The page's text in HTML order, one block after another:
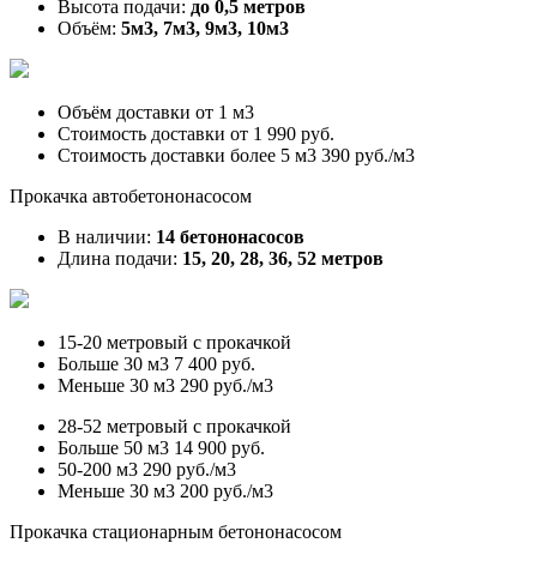
Высота подачи: до 0,5 метров
Объём: 5м3, 7м3, 9м3, 10м3
Объём доставки от 1 м3
Стоимость доставки от 1 990 руб.
Стоимость доставки более 5 м3 390 руб./м3
Прокачка автобетононасосом
В наличии: 14 бетононасосов
Длина подачи: 15, 20, 28, 36, 52 метров
15-20 метровый с прокачкой
Больше 30 м3 7 400 руб.
Меньше 30 м3 290 руб./м3
28-52 метровый с прокачкой
Больше 50 м3 14 900 руб.
50-200 м3 290 руб./м3
Меньше 30 м3 200 руб./м3
Прокачка стационарным бетононасосом